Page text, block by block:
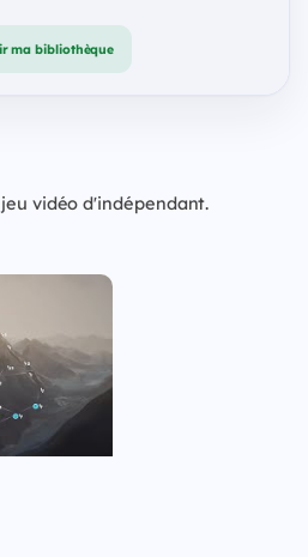
ma bibliothèque
vidéo d'indépendant.